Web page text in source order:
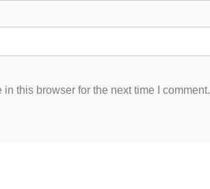
this browser for the next time I comment.